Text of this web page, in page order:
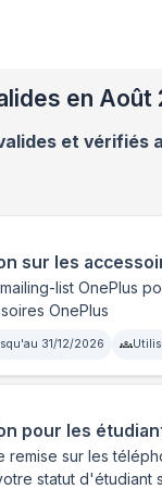
en Août
et vérifiés
sur les
list OnePlus
OnePlus
31/12/2026
pour les
sur les
statut d'étudiant